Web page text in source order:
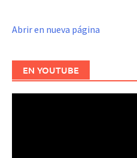
Abrir en nueva página
EN YOUTUBE